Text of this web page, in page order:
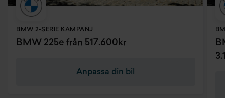
BMW 2-SERIE KAMPANJ
BMW 225e från 517.600kr
Anpassa din bil